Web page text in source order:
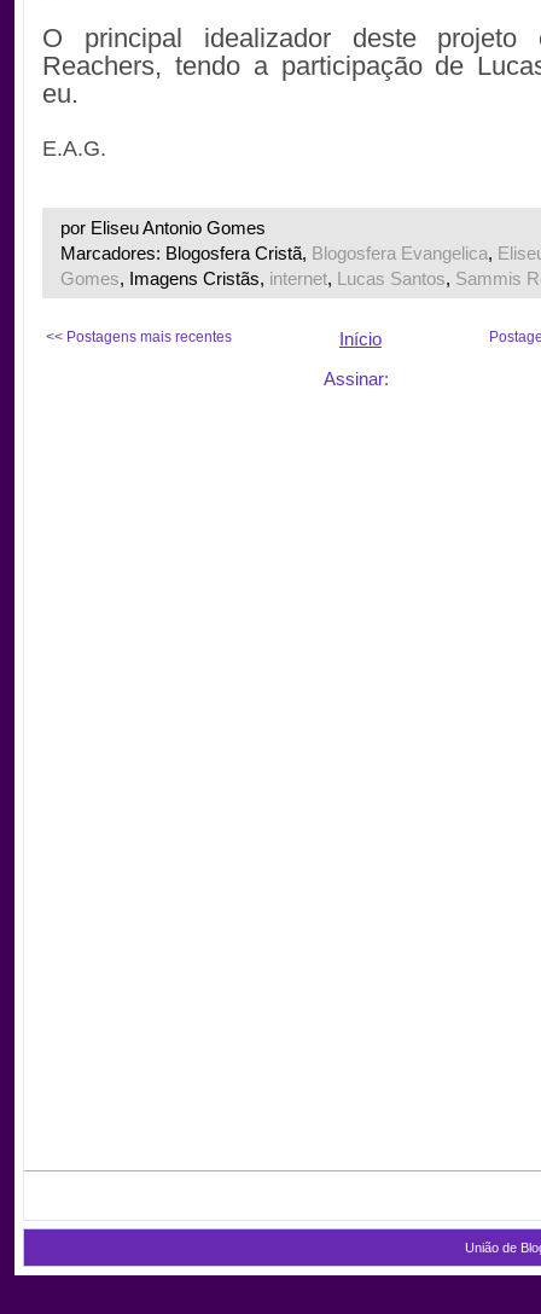
O principal idealizador deste projeto
Reachers, tendo a participação de
eu.
E.A.G.
por Eliseu Antonio Gomes
Marcadores: Blogosfera Cristã, Blogosfera Evangelica,
Gomes, Imagens Cristãs, internet, Lucas Santos, Sammis
<< Postagens mais recentes
Início
Assinar:
União de